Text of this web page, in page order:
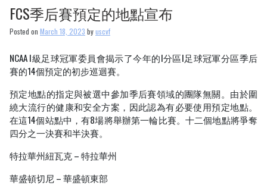
何
在
賽
FCS季后賽預定的地點宣布
Posted on March 18, 2023 byuscvf
NCAA I級足球冠軍委員會揭示了今年的I分區I足球冠軍分區季后
賽的14個預定的初步巡迴賽。
預定地點的指定與被選中參加季后賽領域的團隊無關。由於圍
繞大流行的健康和安全方案，因此認為有必要使用預定地點。
在這14個站點中，有8場將舉辦第一輪比賽。十二個地點將爭奪
四分之一決賽和半決賽。
特拉華州紐瓦克 – 特拉華州
華盛頓切尼 – 華盛頓東部